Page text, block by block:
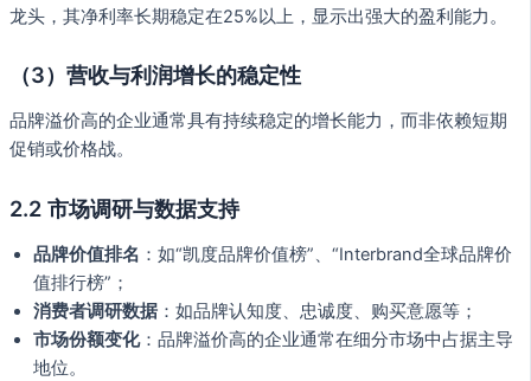
龙头，其净利率长期稳定在25%以上，显示出强大的盈利能力。
（3）营收与利润增长的稳定性
品牌溢价高的企业通常具有持续稳定的增长能力，而非依赖短期
促销或价格战。
2.2 市场调研与数据支持
品牌价值排名 ：如“凯度品牌价值榜”、“Interbrand全球品牌价
值排行榜”；
消费者调研数据 ：如品牌认知度、忠诚度、购买意愿等；
市场份额变化：品牌溢价高的企业通常在细分市场中占据主导
地位。